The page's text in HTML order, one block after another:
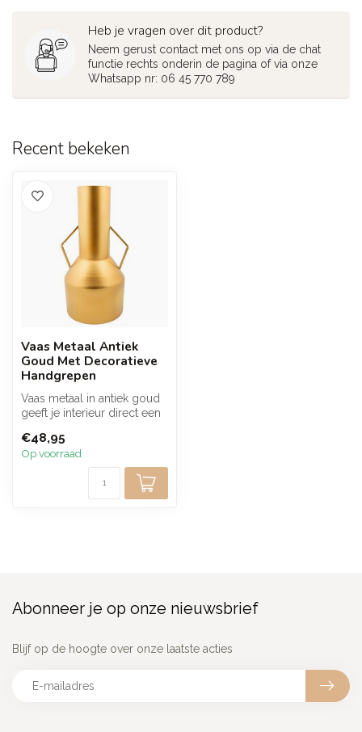
Heb je vragen over dit product?
Neem gerust contact met ons op via de chat
functie rechts onderin de pagina of via onze
Whatsapp nr: 06 45 770 789
Recent bekeken
Vaas Metaal Antiek
Goud Met Decoratieve
Handgrepen
Vaas metaal in antiek goud
geeft je interieur direct een
€48,95
Op voorraad
Abonneer je op onze nieuwsbrief
Blijf op de hoogte over onze laatste acties